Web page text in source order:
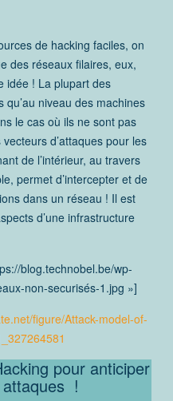
de hacking faciles, on
des réseaux filaires, eux,
idée ! La plupart des
niveau des machines
le cas où ils ne sont pas
d’attaques pour les
de l’intérieur, au travers
permet d’intercepter et de
dans un réseau ! Il est
d’une infrastructure
blog.technobel.be/wp-
non-securisés-1.jpg »]
figure/Attack-model-of-
pour anticiper
!